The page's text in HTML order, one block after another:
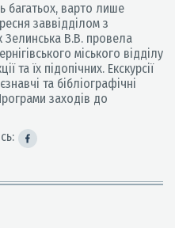
багатьох, варто лише
заввідділом з
Зелинська В.В. провела
міського відділу
та їх підопічних. Екскурсії
та бібліографічні
заходів до